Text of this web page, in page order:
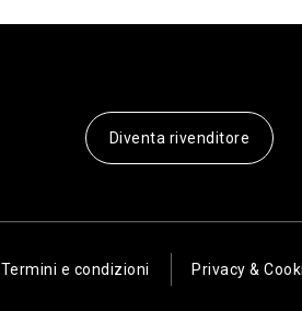
Diventa rivenditore
Termini e condizioni Privacy &